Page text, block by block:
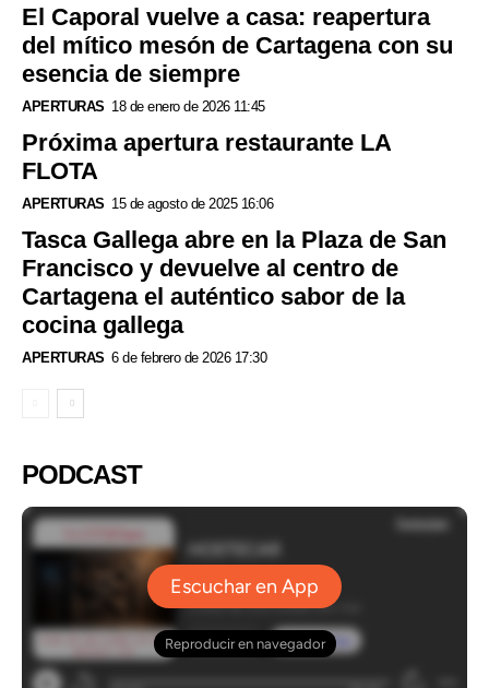
El Caporal vuelve a casa: reapertura
del mítico mesón de Cartagena con su
esencia de siempre
APERTURAS 18 de enero de 2026 11:45
Próxima apertura restaurante LA
FLOTA
APERTURAS 15 de agosto de 2025 16:06
Tasca Gallega abre en la Plaza de San
Francisco y devuelve al centro de
Cartagena el auténtico sabor de la
cocina gallega
APERTURAS 6 de febrero de 2026 17:30
PODCAST